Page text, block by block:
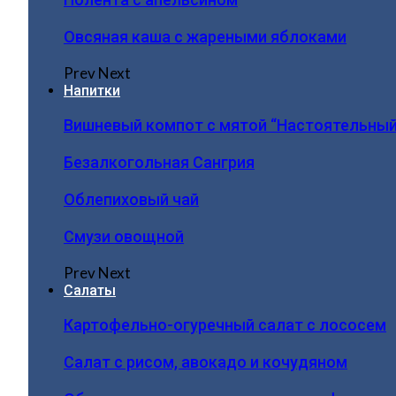
Овсяная каша с жареными яблоками
PrevNext
Напитки
Вишневый компот с мятой
Безалкогольная Сангрия
Облепиховый чай
Смузи овощной
PrevNext
Салаты
Картофельно-огуречный салат с лососем
Салат с рисом, авокадо и кочудяном